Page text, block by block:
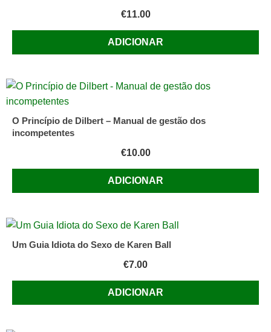
€11.00
ADICIONAR
O Princípio de Dilbert – Manual de gestão dos
incompetentes
€10.00
ADICIONAR
Um Guia Idiota do Sexo de Karen Ball
€7.00
ADICIONAR